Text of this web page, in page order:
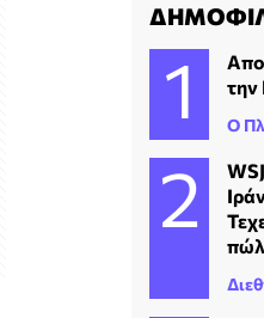
την
Ο